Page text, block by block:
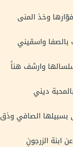
وخذ المنى
واسقيني
وارشف هناً
ديني
الصافي وذق
الزرجونِ